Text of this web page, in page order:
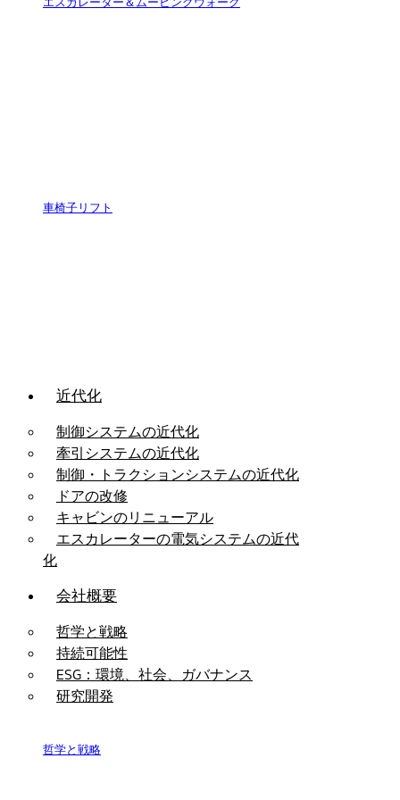
車椅子リフト
近代化
制御システムの近代化
牽引システムの近代化
制御・トラクションシステムの近代化
ドアの改修
キャビンのリニューアル
エスカレーターの電気システムの近代
化
会社概要
哲学と戦略
持続可能性
ESG：環境、社会、ガバナンス
研究開発
哲学と戦略